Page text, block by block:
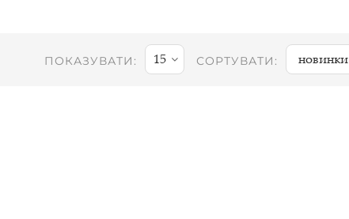
ПОКАЗУВАТИ: 15 СОРТУВАТИ: новинки